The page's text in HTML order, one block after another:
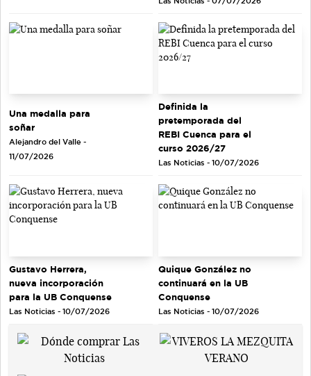
Una medalla para
soñar
Alejandro del Valle -
11/07/2026
Definida la
pretemporada del
REBI Cuenca para el
curso 2026/27
Las Noticias - 10/07/2026
Gustavo Herrera,
nueva incorporación
para la UB Conquense
Las Noticias - 10/07/2026
Quique González no
continuará en la UB
Conquense
Las Noticias - 10/07/2026